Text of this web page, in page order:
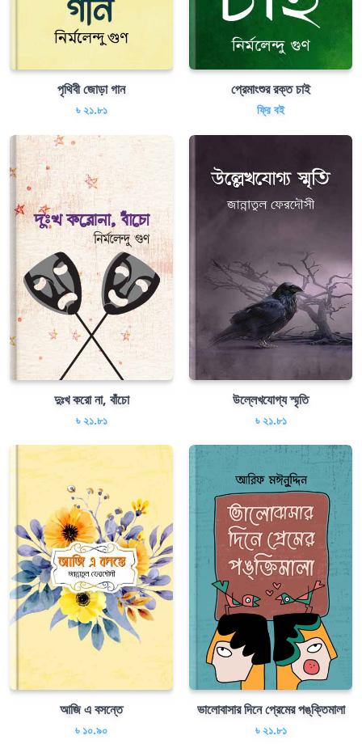
পৃথিবী জোড়া গান
৳ ২১.৮১
প্রেমাংশুর রক্ত চাই
ফ্রি বই
দুঃখ করো না, বাঁচো
৳ ২১.৮১
উল্লেখযোগ্য স্মৃতি
৳ ২১.৮১
আজি এ বসন্তে
৳ ১০.৯০
ভালোবাসার দিনে প্রেমের পঙ্‌ক্তিমালা
৳ ২১.৮১